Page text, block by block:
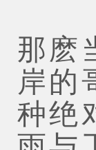
如
那麽
岸的
种绝